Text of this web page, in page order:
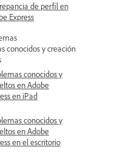
de perfil en
Express
conocidos y creación
conocidos y
en Adobe
en iPad
conocidos y
en Adobe
en el escritorio